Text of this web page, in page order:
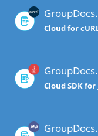
Cloud for
Cloud SDK for